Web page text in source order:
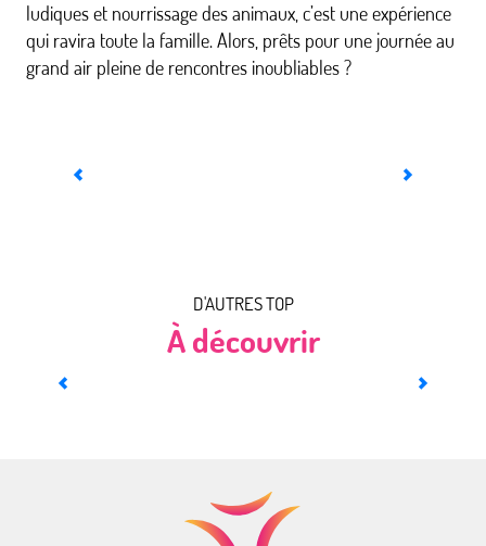
ludiques et nourrissage des animaux, c’est une expérience
qui ravira toute la famille. Alors, prêts pour une journée au
grand air pleine de rencontres inoubliables ?
D'AUTRES TOP
À découvrir
Nos idées dog-friendly pour un été au poil